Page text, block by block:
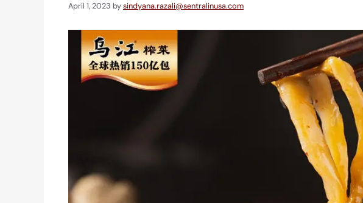
April 1, 2023 bysindyana.razali@sentralinusa.com